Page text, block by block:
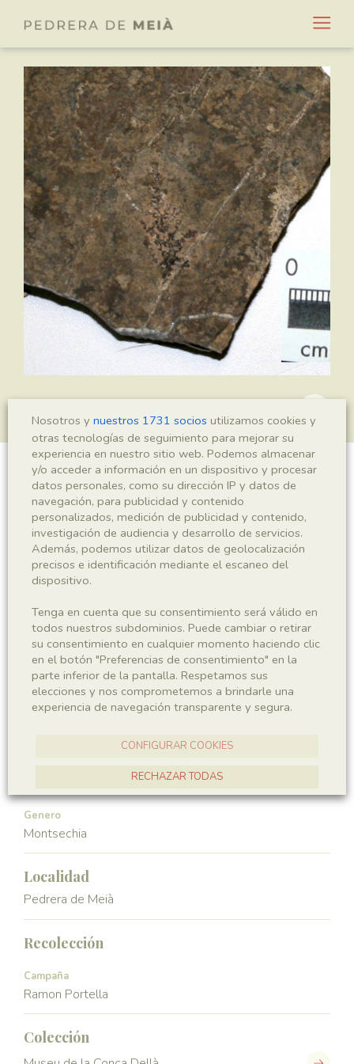
Montsechia vidalii
Sigla
MCD-8421
Taxonomía
Reino
Plantae
Phyllum
Spermatophyta
Subphyllum Clase
Montsechiaceae
Genero
Montsechia
Localidad
Pedrera de Meià
Recolección
Campaña
Ramon Portella
Colección
Nosotros y nuestros 1731 socios utilizamos cookies y
otras tecnologías de seguimiento para mejorar su
experiencia en nuestro sitio web. Podemos almacenar
y/o acceder a información en un dispositivo y procesar
datos personales, como su dirección IP y datos de
navegación, para publicidad y contenido
personalizados, medición de publicidad y contenido,
investigación de audiencia y desarrollo de servicios.
Además, podemos utilizar datos de geolocalización
precisos e identificación mediante el escaneo del
dispositivo.
Tenga en cuenta que su consentimiento será válido en
todos nuestros subdominios. Puede cambiar o retirar
su consentimiento en cualquier momento haciendo clic
en el botón "Preferencias de consentimiento" en la
parte inferior de la pantalla. Respetamos sus
elecciones y nos comprometemos a brindarle una
experiencia de navegación transparente y segura.
CONFIGURAR COOKIES
RECHAZAR TODAS
ACEPTAR TODAS